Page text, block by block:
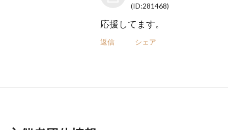
(ID:281468)
応援してます。
返信 シェア